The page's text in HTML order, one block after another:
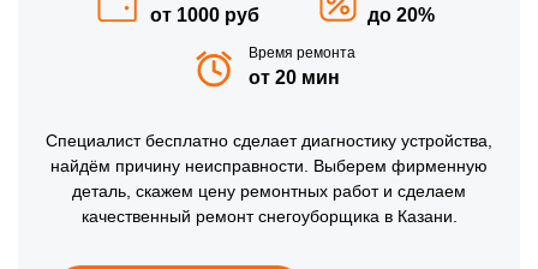
от 1000 руб до 20%
Время ремонта
от 20 мин
Специалист бесплатно сделает диагностику устройства,
найдём причину неисправности. Выберем фирменную
деталь, скажем цену ремонтных работ и сделаем
качественный ремонт снегоуборщика в Казани.